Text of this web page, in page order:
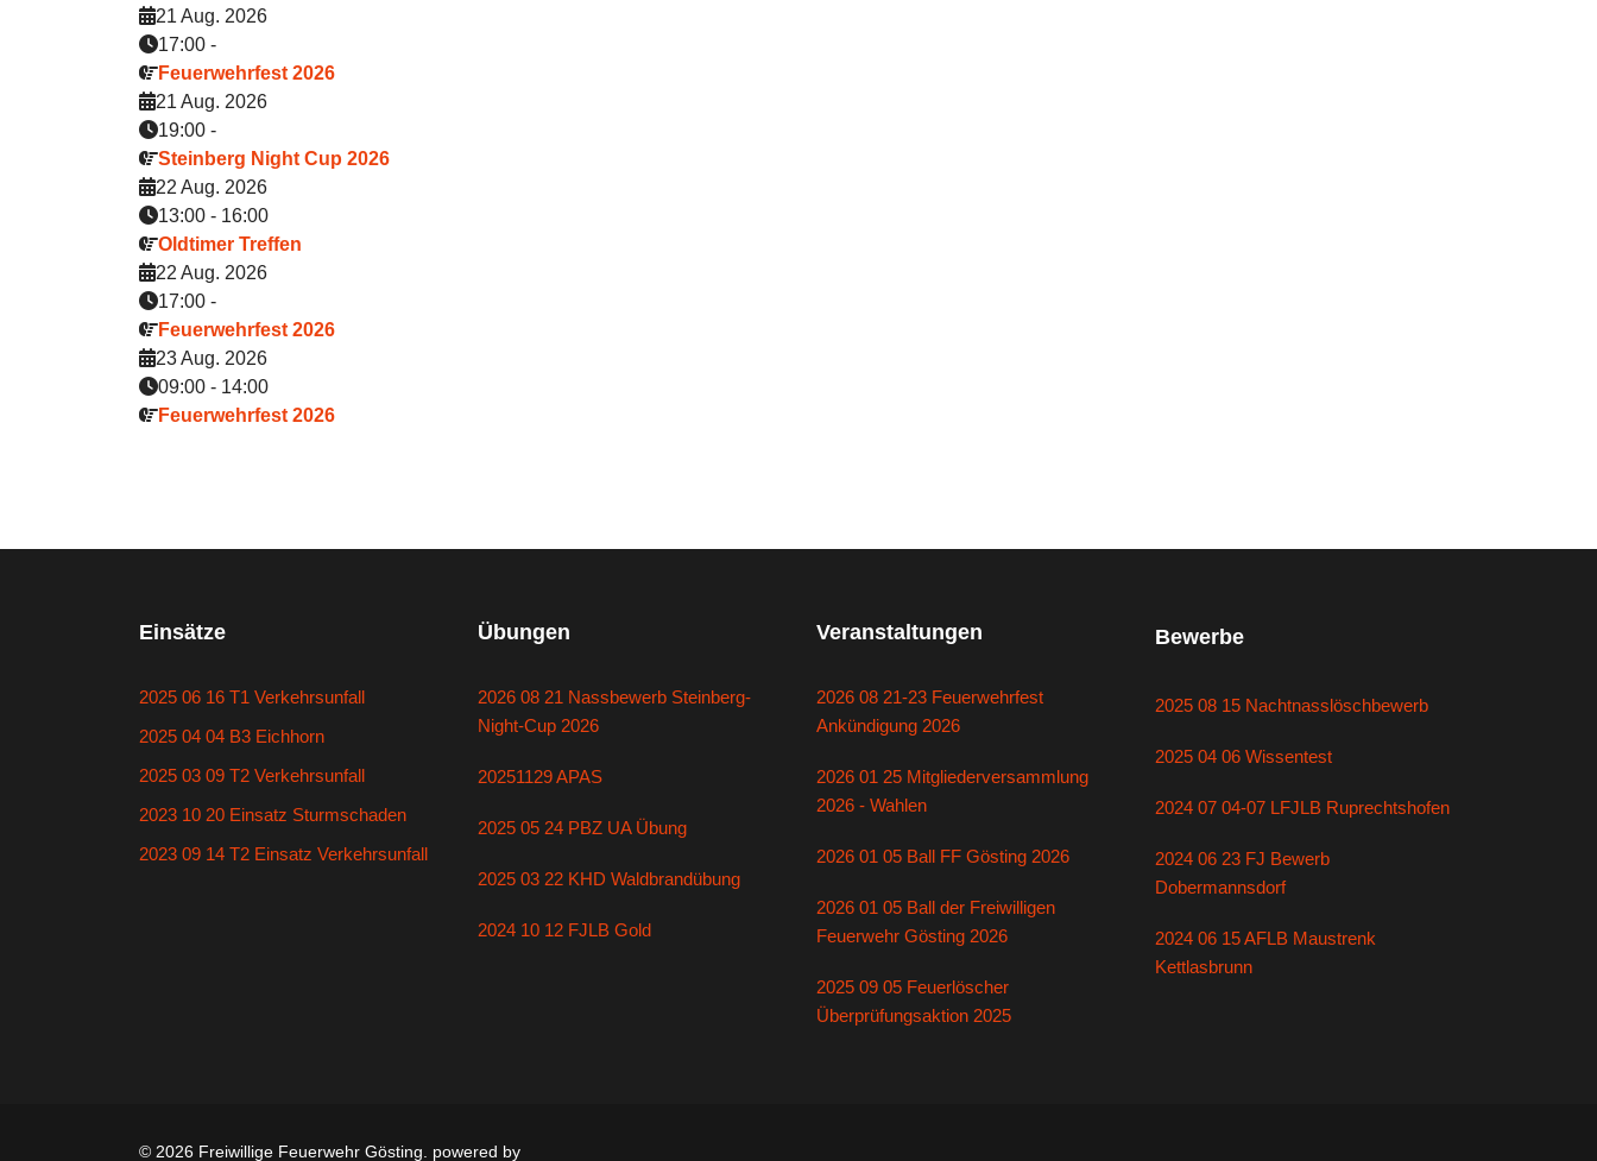
21 Aug. 2026
17:00 -
Feuerwehrfest 2026
21 Aug. 2026
19:00 -
Steinberg Night Cup 2026
22 Aug. 2026
13:00 - 16:00
Oldtimer Treffen
22 Aug. 2026
17:00 -
Feuerwehrfest 2026
23 Aug. 2026
09:00 - 14:00
Feuerwehrfest 2026
Einsätze
2025 06 16 T1 Verkehrsunfall
2025 04 04 B3 Eichhorn
2025 03 09 T2 Verkehrsunfall
2023 10 20 Einsatz Sturmschaden
2023 09 14 T2 Einsatz Verkehrsunfall
Übungen
2026 08 21 Nassbewerb Steinberg-
Night-Cup 2026
20251129 APAS
2025 05 24 PBZ UA Übung
2025 03 22 KHD Waldbrandübung
2024 10 12 FJLB Gold
Veranstaltungen
2026 08 21-23 Feuerwehrfest
Ankündigung 2026
2026 01 25 Mitgliederversammlung
2026 - Wahlen
2026 01 05 Ball FF Gösting 2026
2026 01 05 Ball der Freiwilligen
Feuerwehr Gösting 2026
2025 09 05 Feuerlöscher
Überprüfungsaktion 2025
Bewerbe
2025 08 15 Nachtnasslöschbewerb
2025 04 06 Wissentest
2024 07 04-07 LFJLB Ruprechtshofen
2024 06 23 FJ Bewerb
Dobermannsdorf
2024 06 15 AFLB Maustrenk
Kettlasbrunn
© 2026 Freiwillige Feuerwehr Gösting. powered by